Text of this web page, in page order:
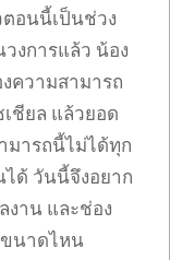
ตอนนี้เป็นช่วง
งการแล้ว น้อง
ความสามารถ
ชียล แล้วยอด
มารถนี้ไม่ได้ทุก
ด้ วันนี้จึงอยาก
งาน และช่อง
ขนาดไหน